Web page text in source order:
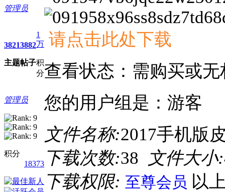
管理员
3821
主题
3882
帖子
1
万
积
分
管理员
积分
18373
请点击此处下载
查看状态：需购买或无
您的用户组是：游客
文件名称:2017手机版
下载次数:38 文件大小:
下载权限: 至尊会员 以